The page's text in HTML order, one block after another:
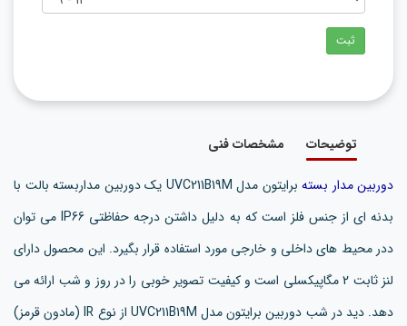
ثبت
توضیحات مشخصات فنی
دوربین مدار بسته
برایتون مدل UVC211B19M یک دوربین مداربسته بالت با
بدنه ای از جنس فلز است که به دلیل داشتن درجه حفاظتی IP66 می توان
ددر محیط های داخلی و خارجی مورد استفاده قرار بگیرد. این محصول دارای
لنز ثابت 2 مگاپیکسلی است و کیفیت تصویر خوبی را در روز و شب ارائه می
دهد. دید در شب دوربین برایتون مدل UVC211B19M از نوع IR (مادون قرمز)